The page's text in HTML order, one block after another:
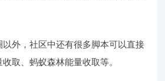
外，社区中还有很多脚本可以直接
取、蚂蚁森林能量收取等。